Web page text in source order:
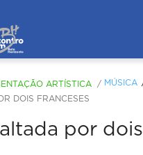
ARTÍSTICA / MÚSICA
DOIS FRANCESES
por dois